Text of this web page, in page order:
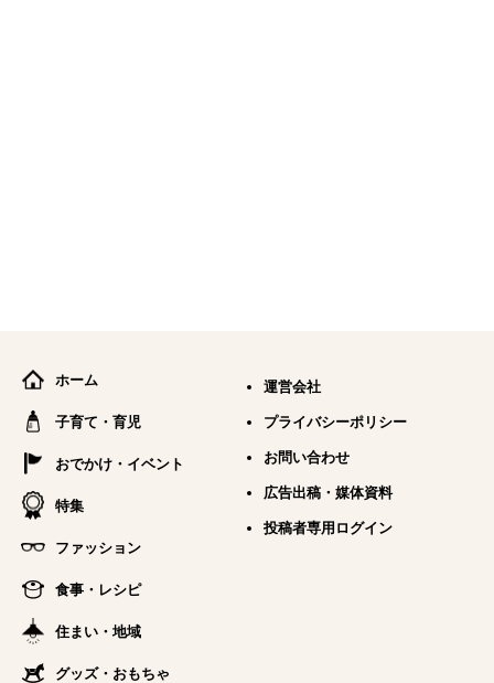
ホーム
子育て・育児
おでかけ・イベント
特集
ファッション
食事・レシピ
住まい・地域
グッズ・おもちゃ
運営会社
プライバシーポリシー
お問い合わせ
広告出稿・媒体資料
投稿者専用ログイン